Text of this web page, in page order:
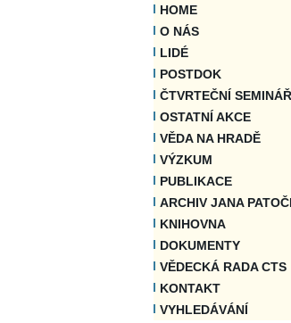
HOME
O NÁS
LIDÉ
POSTDOK
ČTVRTEČNÍ
OSTATNÍ AKCE
VĚDA NA HRADĚ
VÝZKUM
PUBLIKACE
ARCHIV JANA
KNIHOVNA
DOKUMENTY
VĚDECKÁ RADA CTS
KONTAKT
VYHLEDÁVÁNÍ